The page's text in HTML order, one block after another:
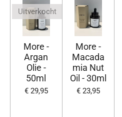
Uitverkocht
More -
Argan
Olie -
50ml
€ 29,95
More -
Macada
mia Nut
Oil - 30ml
€ 23,95